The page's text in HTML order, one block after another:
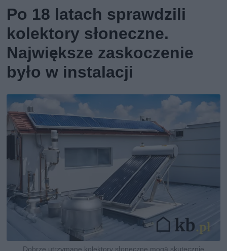
Po 18 latach sprawdzili
kolektory słoneczne.
Największe zaskoczenie
było w instalacji
Dobrze utrzymane kolektory słoneczne mogą skutecznie